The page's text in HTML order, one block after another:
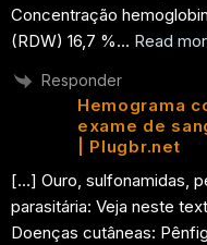
Concentração
(RDW) 16,7 %… Read
Responder
Hemograma
exame de
| Plugbr.net
[…] Ouro, sulfonamidas,
parasitária: Veja neste
Doenças cutâneas: